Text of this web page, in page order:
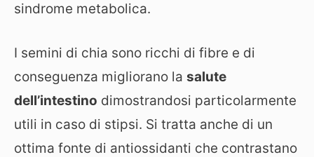
sindrome metabolica.
I semini di chia sono ricchi di fibre e di
conseguenza migliorano la salute
dell’intestino dimostrandosi particolarmente
utili in caso di stipsi. Si tratta anche di un
ottima fonte di antiossidanti che contrastano